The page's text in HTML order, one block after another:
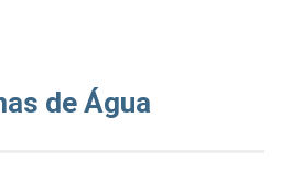
de Água